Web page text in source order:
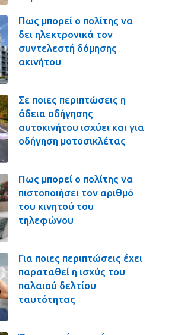
Πως μπορεί ο πολίτης να
δει ηλεκτρονικά τον
συντελεστή δόμησης
ακινήτου
Σε ποιες περιπτώσεις η
άδεια οδήγησης
αυτοκινήτου ισχύει και για
οδήγηση μοτοσικλέτας
Πως μπορεί ο πολίτης να
πιστοποιήσει τον αριθμό
του κινητού του
τηλεφώνου
Για ποιες περιπτώσεις έχει
παραταθεί η ισχύς του
παλαιού δελτίου
ταυτότητας